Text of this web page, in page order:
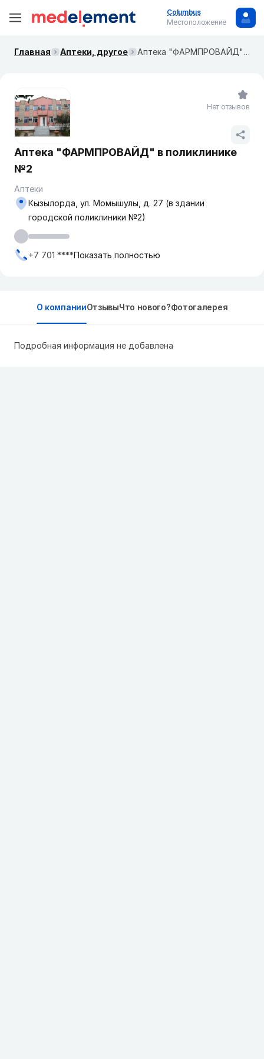
Columbus
Местоположение
Главная Аптеки, другое Аптека "ФАРМПРОВАЙД" в поликлинике №2
Аптека "ФАРМПРОВАЙД" в поликлинике
№2
Аптеки
Кызылорда, ул. Момышулы, д. 27 (в здании
городской поликлиники №2)
+7 701 ****Показать полностью
Нет отзывов
О компанииОтзывыЧто нового?Фотогалерея
Подробная информация не добавлена